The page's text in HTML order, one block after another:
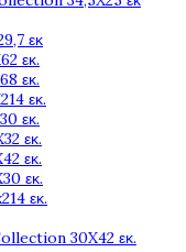
εκ
εκ.
εκ.
εκ.
εκ.
εκ.
εκ.
εκ.
εκ.
30X42 εκ.